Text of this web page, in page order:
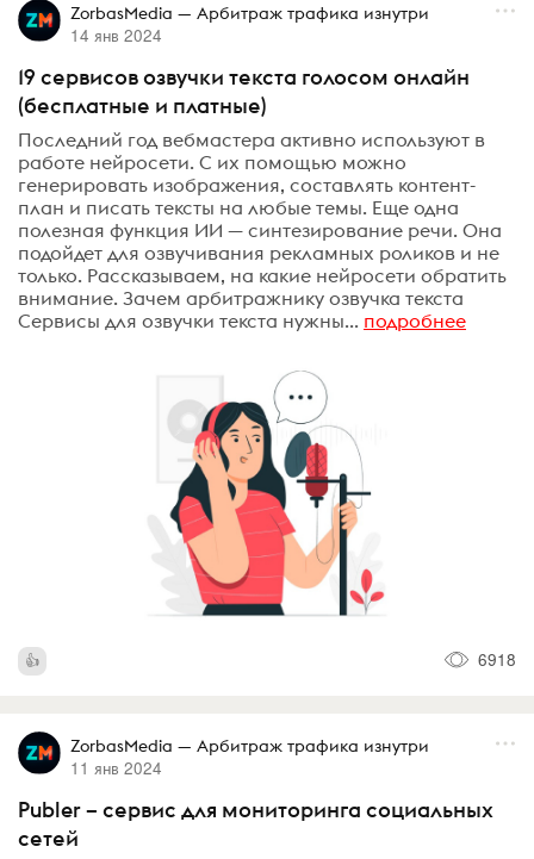
ZorbasMedia — Арбитраж трафика изнутри
14 янв 2024
19 сервисов озвучки текста голосом онлайн
(бесплатные и платные)
Последний год вебмастера активно используют в
работе нейросети. С их помощью можно
генерировать изображения, составлять контент-
план и писать тексты на любые темы. Еще одна
полезная функция ИИ — синтезирование речи. Она
подойдет для озвучивания рекламных роликов и не
только. Рассказываем, на какие нейросети обратить
внимание. Зачем арбитражнику озвучка текста
Сервисы для озвучки текста нужны... подробнее
6918
ZorbasMedia — Арбитраж трафика изнутри
11 янв 2024
Publer – сервис для мониторинга социальных
сетей